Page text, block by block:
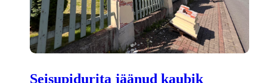
Seisupidurita jäänud kaubik